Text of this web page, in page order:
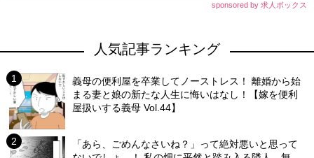
sponsored by 求人ボックス
人気記事ランキング
義母の便利屋を卒業してノーストレス！ 離婚から始
まる妻と娘の新たな人生に悔いはなし！【嫁を便利
屋扱いする義母 Vol.44】
「あら、ごめんなさいね？」って絶対悪いと思って